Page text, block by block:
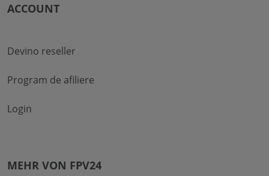
ACCOUNT
Devino reseller
Program de afiliere
Login
MEHR VON FPV24